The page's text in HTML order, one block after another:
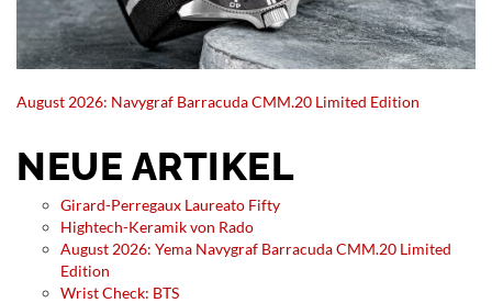
August 2026: Navygraf Barracuda CMM.20 Limited Edition
NEUE ARTIKEL
Girard-Perregaux Laureato Fifty
Hightech-Keramik von Rado
August 2026: Yema Navygraf Barracuda CMM.20 Limited
Edition
Wrist Check: BTS